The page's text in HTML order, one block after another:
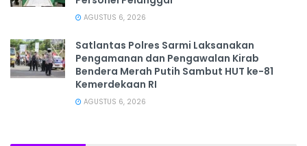
AGUSTUS 6, 2026
Satlantas Polres Sarmi Laksanakan
Pengamanan dan Pengawalan Kirab
Bendera Merah Putih Sambut HUT ke-81
Kemerdekaan RI
AGUSTUS 6, 2026